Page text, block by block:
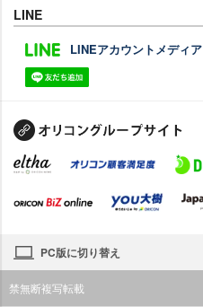
LINE
LINEアカウントメディア
PC版に切り替え
禁無断複写転載